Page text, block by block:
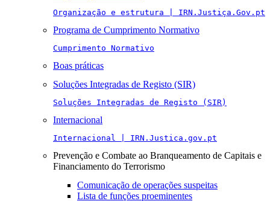
Organização e estrutura | IRN.Justiça.Gov.pt
Programa de Cumprimento Normativo
Cumprimento Normativo
Boas práticas
Soluções Integradas de Registo (SIR)
Soluções Integradas de Registo (SIR)
Internacional
Internacional | IRN.Justica.gov.pt
Prevenção e Combate ao Branqueamento de Capitais e
Financiamento do Terrorismo
Comunicação de operações suspeitas
Lista de funções proeminentes